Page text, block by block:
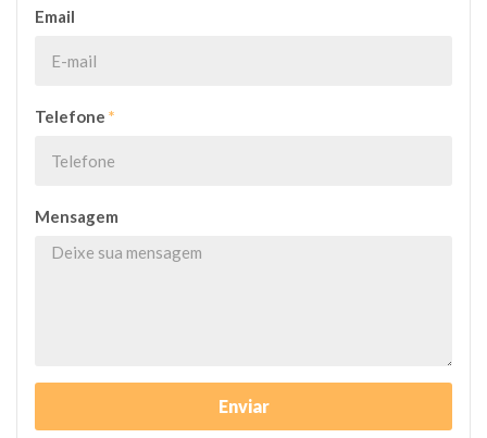
Email
Telefone *
Mensagem